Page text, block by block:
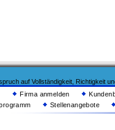
auf Vollständigkeit, Richtigkeit
Firma anmelden
Stellenangebote